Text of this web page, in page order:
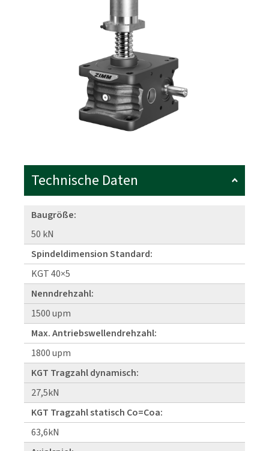
Technische Daten
Baugröße:
50 kN
Spindeldimension Standard:
KGT 40×5
Nenndrehzahl:
1500 upm
Max. Antriebswellendrehzahl:
1800 upm
KGT Tragzahl dynamisch:
27,5kN
KGT Tragzahl statisch Co=Coa:
63,6kN